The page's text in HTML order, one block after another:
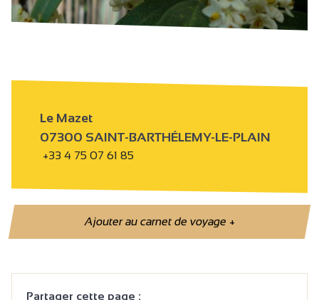
Le Mazet
07300 SAINT-BARTHÉLEMY-LE-PLAIN
+33 4 75 07 61 85
Ajouter au carnet de voyage+
Partager cette page :